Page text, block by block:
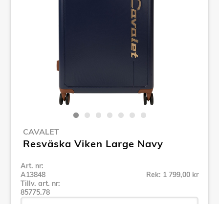
CAVALET
Resväska Viken Large Navy
Art. nr:
A13848
Tillv. art. nr:
85775.78
Rek: 1 799,00 kr